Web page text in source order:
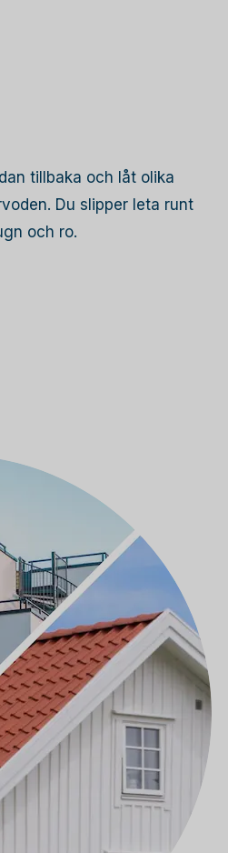
tillbaka och låt olika
Du slipper leta runt
och ro.